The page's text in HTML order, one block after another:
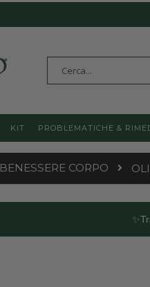
KIT PROBLEMATICHE &
BENESSERE CORPO